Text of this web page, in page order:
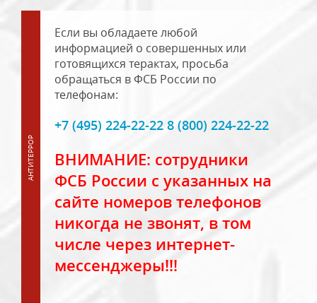
Если вы обладаете любой
информацией о совершенных или
готовящихся терактах, просьба
обращаться в ФСБ России по
телефонам:
+7 (495) 224-22-22 8 (800) 224-22-22
ВНИМАНИЕ: сотрудники
ФСБ России с указанных на
сайте номеров телефонов
никогда не звонят, в том
числе через интернет-
мессенджеры!!!